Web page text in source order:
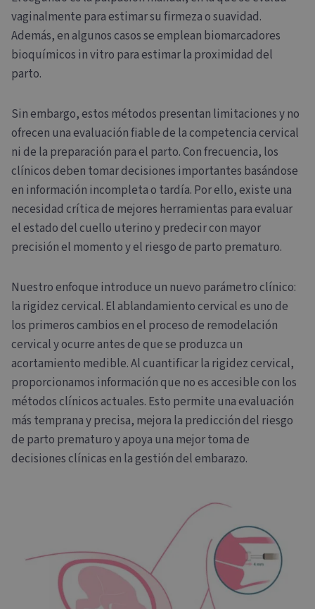
vaginalmente para estimar su firmeza o suavidad.
Además, en algunos casos se emplean biomarcadores
bioquímicos in vitro para estimar la proximidad del
parto.
Sin embargo, estos métodos presentan limitaciones y no
ofrecen una evaluación fiable de la competencia cervical
ni de la preparación para el parto. Con frecuencia, los
clínicos deben tomar decisiones importantes basándose
en información incompleta o tardía. Por ello, existe una
necesidad crítica de mejores herramientas para evaluar
el estado del cuello uterino y predecir con mayor
precisión el momento y el riesgo de parto prematuro.
Nuestro enfoque introduce un nuevo parámetro clínico:
la rigidez cervical. El ablandamiento cervical es uno de
los primeros cambios en el proceso de remodelación
cervical y ocurre antes de que se produzca un
acortamiento medible. Al cuantificar la rigidez cervical,
proporcionamos información que no es accesible con los
métodos clínicos actuales. Esto permite una evaluación
más temprana y precisa, mejora la predicción del riesgo
de parto prematuro y apoya una mejor toma de
decisiones clínicas en la gestión del embarazo.